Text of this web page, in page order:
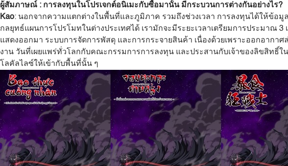
ผู้สัมภาษณ์ : การลงทุนในโปรเจกต์อนิเมะกับซื้อมานั้น มีกระบวนการต่างกันอย่างไร?
Kao: นอกจากความแตกต่างในพื้นที่และภูมิภาค รวมถึงช่วงเวลา การลงทุนได้ให้ข้อ
กลยุทธ์แผนการโปรโมทในต่างประเทศได้ เรามักจะมีระยะเวลาเตรียมการประมา
แสดงออกมา ระบบการจัดการพัสดุ และการกระจายสินค้า เนื่องด้วยเพราะออกอาก
งาน วันที่เผยแพร่ทั่วโลกกับคณะกรรมการการลงทุน และประสานกับเจ้าของลิขสิทธิ์
โลคัลไลซ์ให้เข้ากับพื้นที่นั้น ๆ